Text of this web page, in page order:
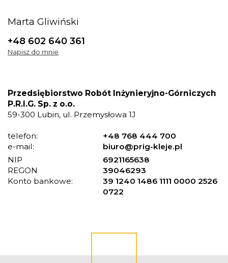
Marta Gliwiński
+48 602 640 361
Napisz do mnie
Przedsiębiorstwo Robót Inżynieryjno-Górniczych
P.R.I.G. Sp. z o.o.
59-300 Lubin, ul. Przemysłowa 1J
telefon:
+48 768 444 700
e-mail:
biuro@prig-kleje.pl
NIP
6921165638
REGON
39046293
Konto bankowe:
39 1240 1486 1111 0000 2526
0722